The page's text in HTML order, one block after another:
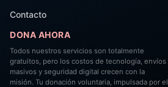
Contacto
DONA AHORA
Todos nuestros servicios son totalmente
gratuitos, pero los costos de tecnología, envíos
masivos y seguridad digital crecen con la
misión. Tu donación voluntaria, impulsada por el